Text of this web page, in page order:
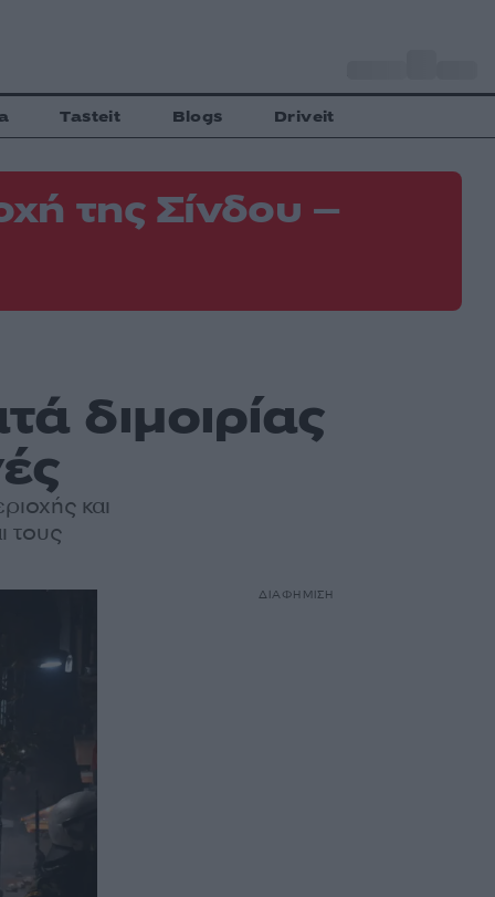
Tasteit Blogs Driveit
της Σίνδου –
διμοιρίας
και
τους
ΔΙΑΦΗΜΙΣΗ